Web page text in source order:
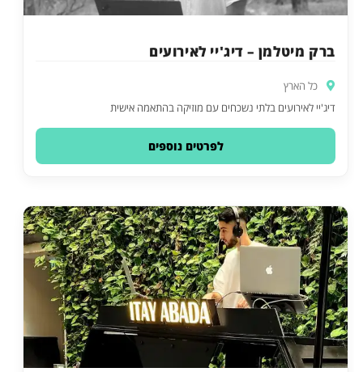
ברק מיטלמן – דיג'יי לאירועים
כל הארץ
דיג'יי לאירועים בלתי נשכחים עם מוזיקה בהתאמה אישית
לפרטים נוספים